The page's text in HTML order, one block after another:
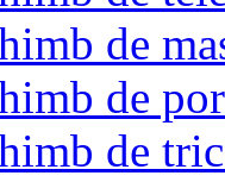
de
de
de